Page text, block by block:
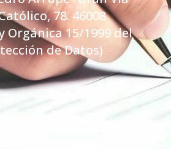
78. 46008
Orgánica 15/1999 del
de Datos)